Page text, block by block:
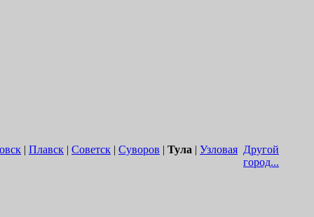
| Плавск | Советск | Суворов | Тула | Узловая Другой
город...